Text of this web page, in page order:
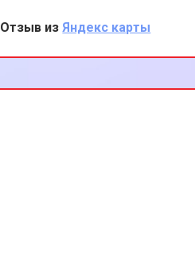
эффективно, и теперь мой ПК
работает как новый. Я доволен
качеством услуг и
Отзыв изЯндекс карты